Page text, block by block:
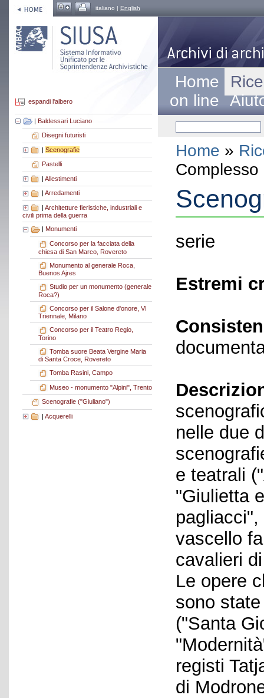
italiano | English
espandi l'albero
| Baldessari Luciano
Disegni futuristi
| Scenografie
Pastelli
| Allestimenti
Arredamenti
| Architetture fieristiche, industriali e
civili prima della guerra
Monumenti
Concorso per la facciata della
chiesa di San Marco, Rovereto
Monumento al generale Roca,
Buenos Ajres
Studio per un monumento (generale
Roca?)
Concorso per il Salone d'onore, VI
Triennale, Milano
Concorso per il Teatro Regio,
Torino
Tomba suore Beata Vergine Maria
di Santa Croce, Rovereto
Tomba Rasini, Campo
Museo - monumento "Alpini", Trento
Scenografie ("Giuliano")
| Acquerelli
Home
on line
Home »
serie
Estremi
nelle due
e teatrali
"Giulietta
vascello
cavalieri
Le opere
sono
("Santa
registi
di